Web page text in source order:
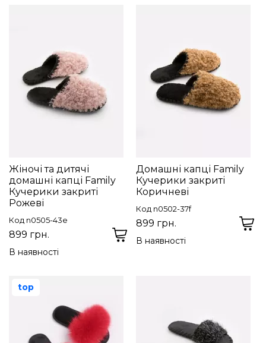
Жіночі та дитячі
домашні капці Family
Кучерики закриті
Рожеві
Код n0505-43e
899 грн.
В наявності
Домашні капці Family
Кучерики закриті
Коричневі
Код n0502-37f
899 грн.
В наявності
top